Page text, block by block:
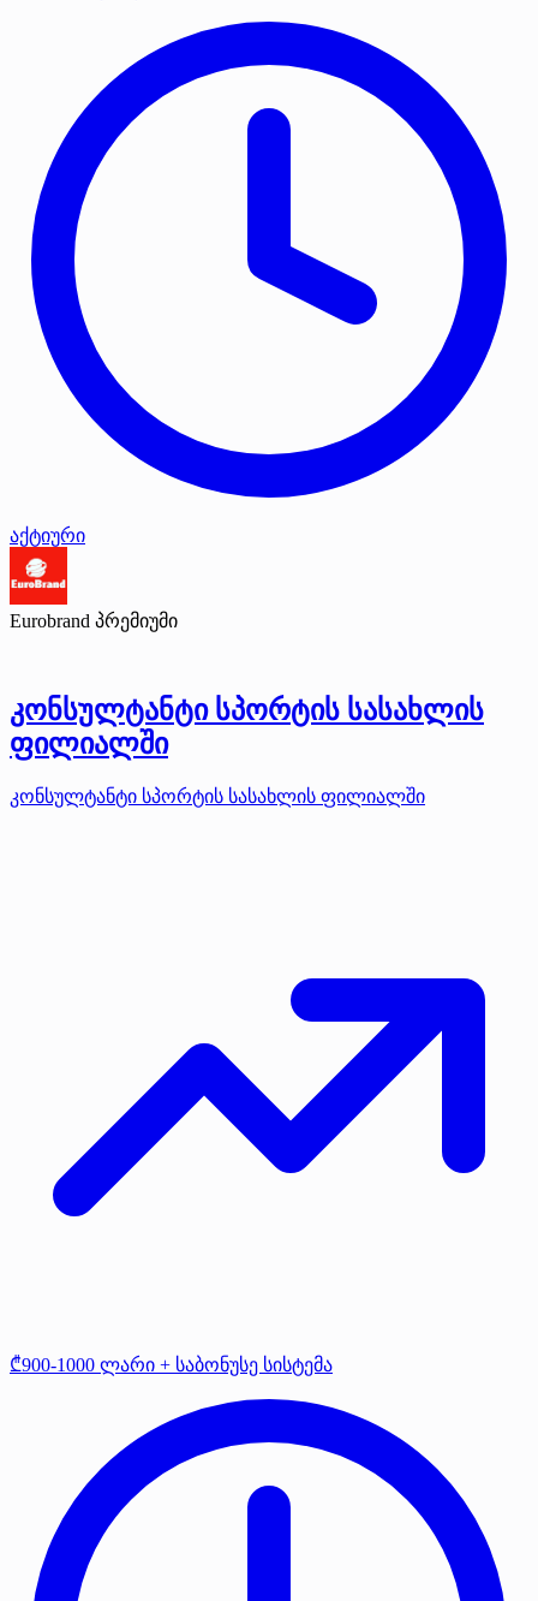
აქტიური
Eurobrand პრემიუმი
კონსულტანტი სპორტის სასახლის
ფილიალში
კონსულტანტი სპორტის სასახლის ფილიალში
₾900-1000 ლარი + საბონუსე სისტემა